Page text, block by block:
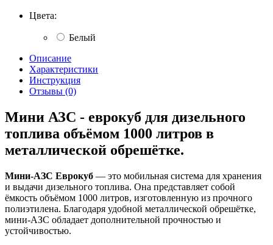
Цвета:
Белый
Описание
Характеристики
Инструкция
Отзывы (0)
Мини АЗС - еврокуб для дизельного
топлива объёмом 1000 литров в
металлической обрешётке.
Мини-АЗС Еврокуб — это мобильная система для хранения
и выдачи дизельного топлива. Она представляет собой
ёмкость объёмом 1000 литров, изготовленную из прочного
полиэтилена. Благодаря удобной металлической обрешётке,
мини-АЗС обладает дополнительной прочностью и
устойчивостью.